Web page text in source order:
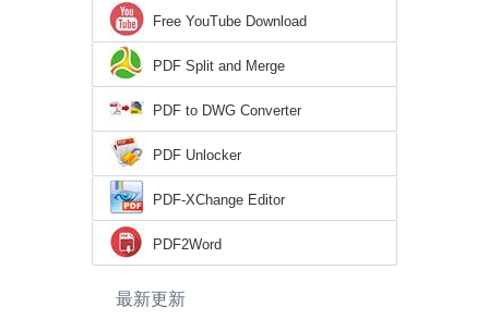
Free YouTube Download
PDF Split and Merge
PDF to DWG Converter
PDF Unlocker
PDF-XChange Editor
PDF2Word
最新更新